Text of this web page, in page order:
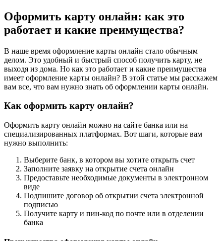
Оформить карту онлайн: как это
работает и какие преимущества?
В наше время оформление карты онлайн стало обычным
делом. Это удобный и быстрый способ получить карту, не
выходя из дома. Но как это работает и какие преимущества
имеет оформление карты онлайн? В этой статье мы расскажем
вам все, что вам нужно знать об оформлении карты онлайн.
Как оформить карту онлайн?
Оформить карту онлайн можно на сайте банка или на
специализированных платформах. Вот шаги, которые вам
нужно выполнить:
Выберите банк, в котором вы хотите открыть счет
Заполните заявку на открытие счета онлайн
Предоставьте необходимые документы в электронном
виде
Подпишите договор об открытии счета электронной
подписью
Получите карту и пин-код по почте или в отделении
банка